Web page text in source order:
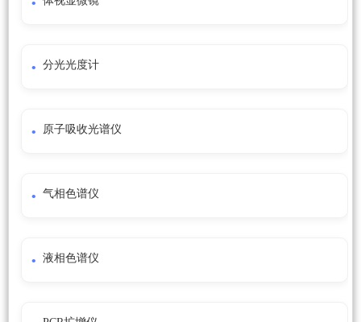
分光光度计
原子吸收光谱仪
气相色谱仪
液相色谱仪